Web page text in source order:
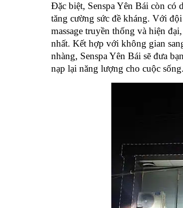
Đặc biệt, Senspa Yên Bái còn
tăng cường sức đề kháng. Với
massage truyền thống và hiện
nhất. Kết hợp với không gian
nhàng, Senspa Yên Bái sẽ đưa
nạp lại năng lượng cho cuộc sống.